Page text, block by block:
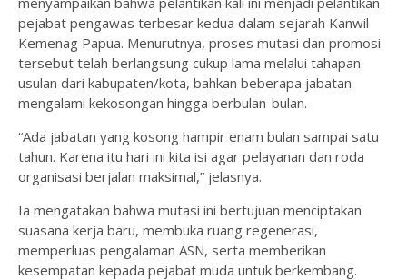
pejabat pengawas terbesar kedua dalam sejarah Kanwil
Kemenag Papua. Menurutnya, proses mutasi dan promosi
tersebut telah berlangsung cukup lama melalui tahapan
usulan dari kabupaten/kota, bahkan beberapa jabatan
mengalami kekosongan hingga berbulan-bulan.
“Ada jabatan yang kosong hampir enam bulan sampai satu
tahun. Karena itu hari ini kita isi agar pelayanan dan roda
organisasi berjalan maksimal,” jelasnya.
Ia mengatakan bahwa mutasi ini bertujuan menciptakan
suasana kerja baru, membuka ruang regenerasi,
memperluas pengalaman ASN, serta memberikan
kesempatan kepada pejabat muda untuk berkembang.